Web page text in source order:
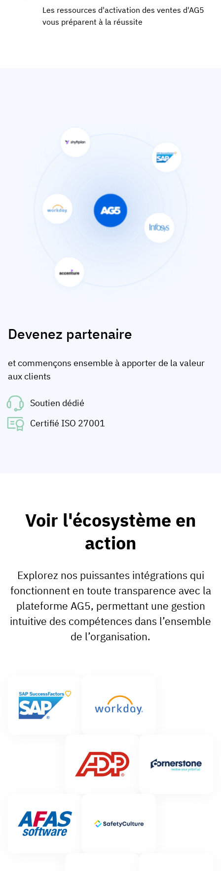
Les ressources d'activation des ventes d'AG5
vous préparent à la réussite
Devenez partenaire
et commençons ensemble à apporter de la valeur
aux clients
Soutien dédié
Certifié ISO 27001
Voir l'écosystème en
action
Explorez nos puissantes intégrations qui
fonctionnent en toute transparence avec la
plateforme AG5, permettant une gestion
intuitive des compétences dans l’ensemble
de l’organisation.